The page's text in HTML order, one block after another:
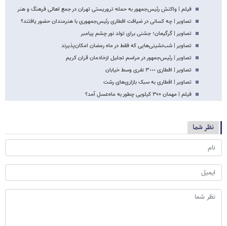
فیلم | واکنش رئیس‌جمهور به حمله تروریستی تهران در جمع اهالی فرهنگ و هنر
تصاویر | چه کسانی در ضیافت افطاری رئیس‌جمهوری با هنرمندان حضور یافتند؟
تصاویر | گرگیعان؛ جشنی برای تولد نور چشم پیامبر
تصاویر | شب‌نشینی‌هایی که فقط در ماه رمضان امکان‌پذیرند
تصاویر | رئیس‌جمهور در مراسم تجلیل ازخادمان قران کریم
تصاویر | افطاری ٣٠٠٠ نفری وسط خیابان
تصاویر | افطاری به سبک بازاری‌های رشت
فیلم | مهمان ۳۰۰ کیلویی چطور به ماه‌عسل آمد؟
نظر شما